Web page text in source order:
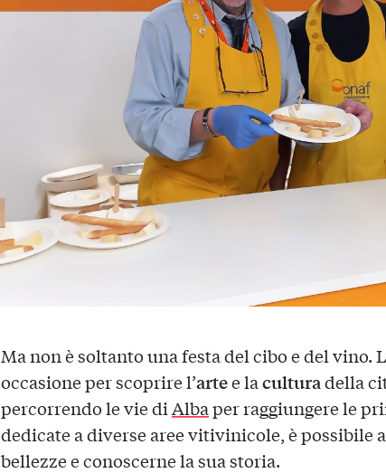
Ma non è soltanto una festa del cibo e del vino.
occasione per scoprire l’artee laculturadella
percorrendo le vie diAlbaper raggiungere le
dedicate a diverse aree vitivinicole, è possibile
bellezze e conoscerne la sua storia.